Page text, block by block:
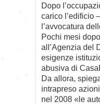
Dopo
carico l’edificio
l’avvocatura
Pochi mesi
all’Agenzia del
esigenze
abusiva di
Da allora,
intrapreso
nel 2008 «le